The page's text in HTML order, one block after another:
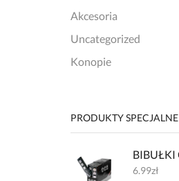
Akcesoria
Uncategorized
Konopie
PRODUKTY SPECJALNE
6.99zł